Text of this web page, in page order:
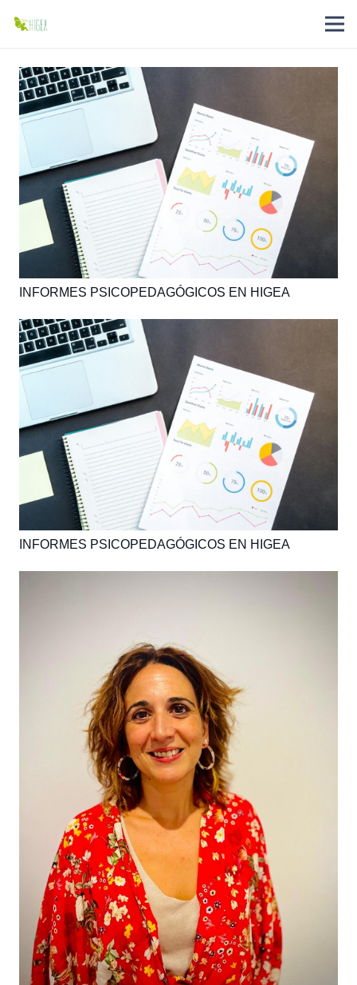
INFORMES PSICOPEDAGÓGICOS EN HIGEA
INFORMES PSICOPEDAGÓGICOS EN HIGEA